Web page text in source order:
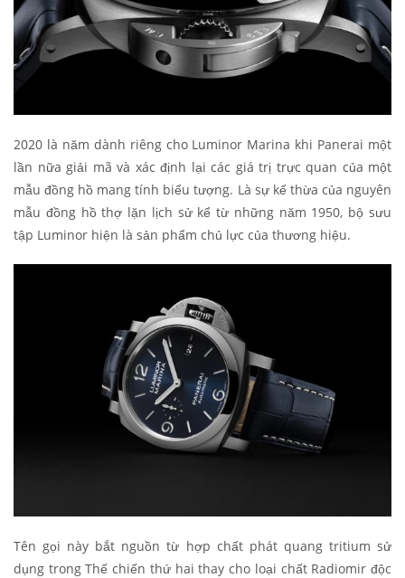
2020 là năm dành riêng cho Luminor Marina khi Panerai một
lần nữa giải mã và xác định lại các giá trị trực quan của một
mẫu đồng hồ mang tính biểu tượng. Là sự kế thừa của nguyên
mẫu đồng hồ thợ lặn lịch sử kể từ những năm 1950, bộ sưu
tập Luminor hiện là sản phẩm chủ lực của thương hiệu.
Tên gọi này bắt nguồn từ hợp chất phát quang tritium sử
dụng trong Thế chiến thứ hai thay cho loại chất Radiomir độc